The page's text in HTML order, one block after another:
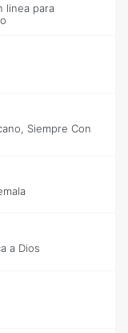
linea para
Siempre Con
a Dios